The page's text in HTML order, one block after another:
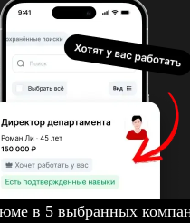
в 5 выбранных